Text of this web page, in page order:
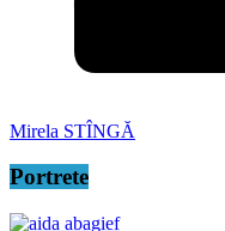
Mirela STÎNGĂ
Portrete